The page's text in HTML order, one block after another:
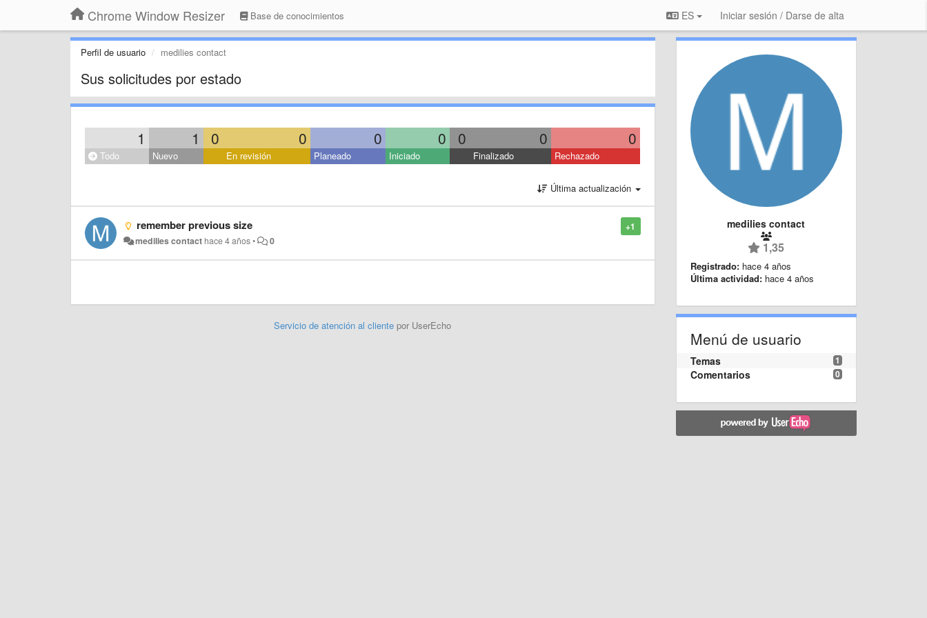
Chrome Window Resizer Base de conocimientos ES Iniciar sesión / Darse de alta
Perfil de usuario medilies contact
Sus solicitudes por estado
1 1 0 0 0 0 0 0 0
Todo Nuevo En revisión Planeado Iniciado Finalizado Rechazado
Última actualización
+1
remember previous size
medilies contact hace 4 años• 0
Servicio de atención al clientepor UserEcho
medilies contact
1,35
Registrado: hace 4 años
Última actividad: hace 4 años
Menú de usuario
1
Temas
0
Comentarios